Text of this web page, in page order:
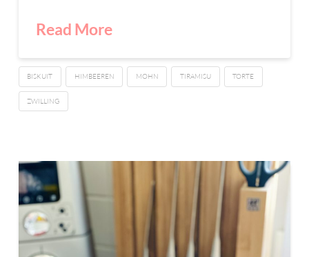
Read More
BISKUIT HIMBEEREN MOHN TIRAMISU TORTE
ZWILLING